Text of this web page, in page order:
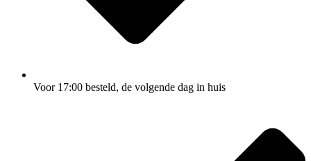
Voor 17:00 besteld, de volgende dag in huis